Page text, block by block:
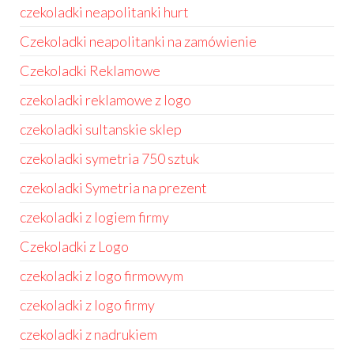
czekoladki neapolitanki hurt
Czekoladki neapolitanki na zamówienie
Czekoladki Reklamowe
czekoladki reklamowe z logo
czekoladki sultanskie sklep
czekoladki symetria 750 sztuk
czekoladki Symetria na prezent
czekoladki z logiem firmy
Czekoladki z Logo
czekoladki z logo firmowym
czekoladki z logo firmy
czekoladki z nadrukiem